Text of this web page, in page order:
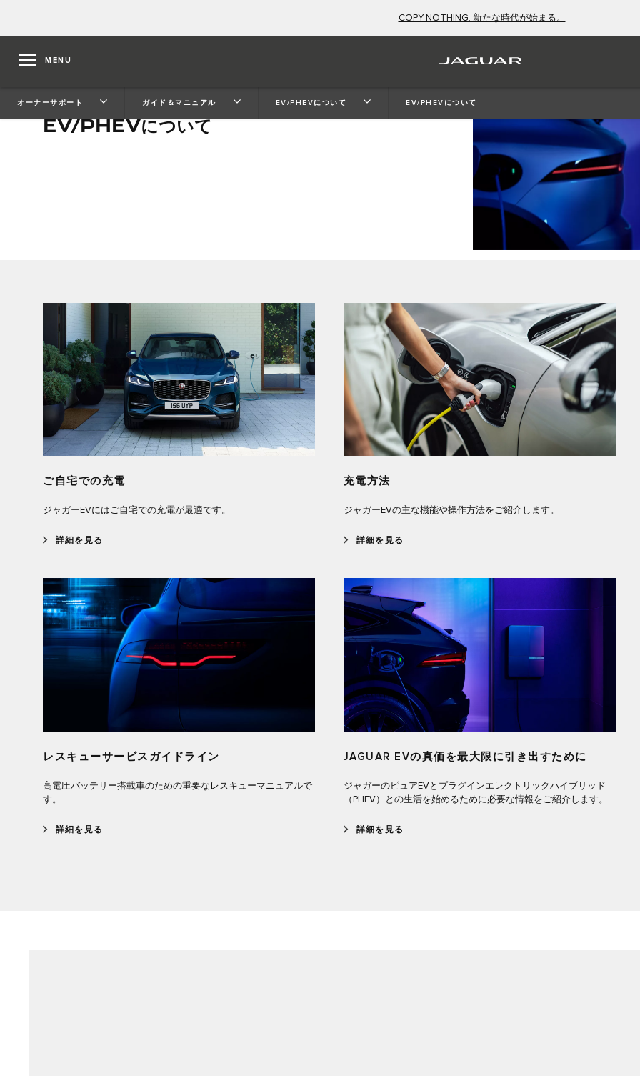
COPY NOTHING. 新たな時代が始まる。
MENU
オーナーサポート ガイド＆マニュアル EV/PHEVについて EV/PHEVについて
EV/PHEVについて
ご自宅での充電
ジャガーEVにはご自宅での充電が最適です。
詳細を見る
充電方法
ジャガーEVの主な機能や操作方法をご紹介します。
詳細を見る
レスキューサービスガイドライン
高電圧バッテリー搭載車のための重要なレスキューマニュアルで
す。
詳細を見る
JAGUAR EVの真価を最大限に引き出すために
ジャガーのピュアEVとプラグインエレクトリックハイブリッド
（PHEV）との生活を始めるために必要な情報をご紹介します。
詳細を見る